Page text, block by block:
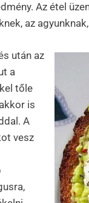
Az étel
az
után az
a
tőle
is
A
vesz